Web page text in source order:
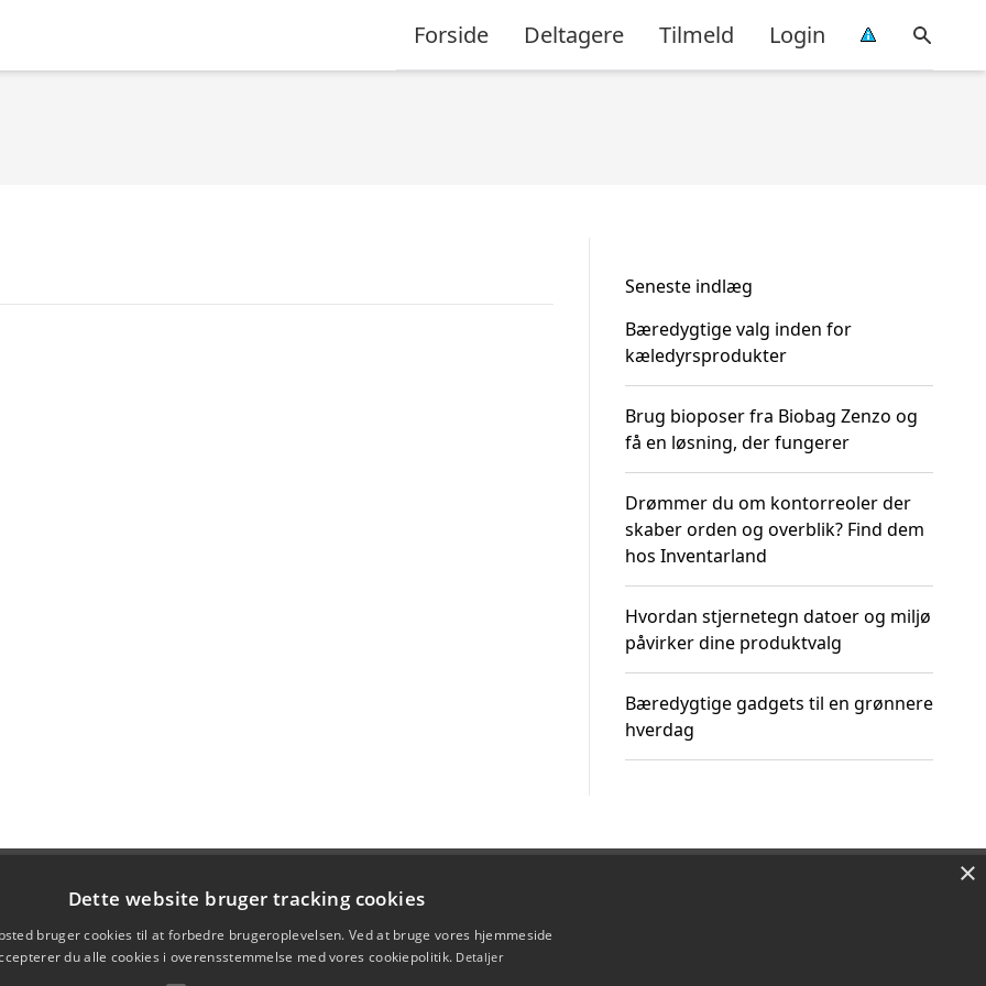
Forside Deltagere Tilmeld Login
Seneste indlæg
Bæredygtige valg inden for
kæledyrsprodukter
Brug bioposer fra Biobag Zenzo og
få en løsning, der fungerer
Drømmer du om kontorreoler der
skaber orden og overblik? Find dem
hos Inventarland
Hvordan stjernetegn datoer og miljø
påvirker dine produktvalg
Bæredygtige gadgets til en grønnere
hverdag
×
Dette website bruger tracking cookies
bruger cookies til at forbedre brugeroplevelsen. Ved at bruge vores hjemmeside
du alle cookies i overensstemmelse med vores cookiepolitik. Detaljer